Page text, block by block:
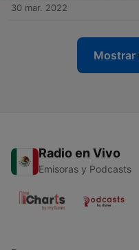
30 mar. 2022
Mostrar
Radio en Vivo
Emisoras y Podcasts